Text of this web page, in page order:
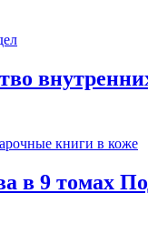
в 9 томах